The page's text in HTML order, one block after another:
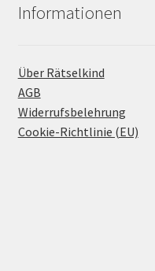
Informationen
Über Rätselkind
AGB
Widerrufsbelehrung
Cookie-Richtlinie (EU)